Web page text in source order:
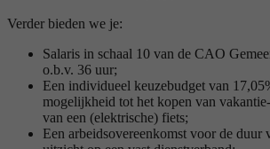
Verder bieden we je:
Salaris in schaal 10 van de CAO
o.b.v. 36 uur;
Een individueel keuzebudget van
mogelijkheid tot het kopen van
van een (elektrische) fiets;
Een arbeidsovereenkomst voor de duur